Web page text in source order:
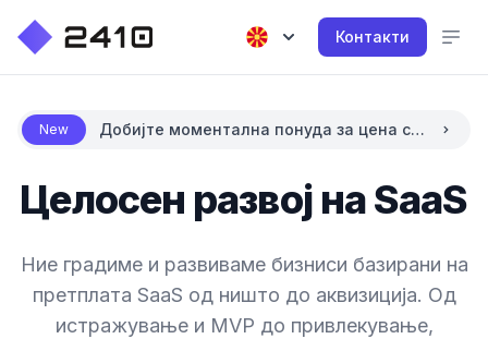
Контакти
New
Добијте моментална понуда за цена со
Целосен развој на SaaS
Ние градиме и развиваме бизниси базирани на
претплата SaaS од ништо до аквизиција. Од
истражување и MVP до привлекување,